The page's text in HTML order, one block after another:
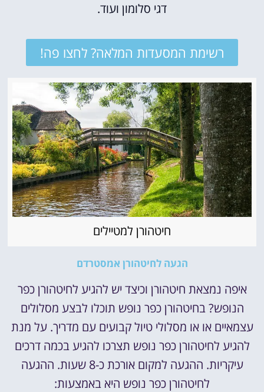
דגי סלומון ועוד.
רשימת המסעדות המלאה? לחצו פה!
חיטהורן למטיילים
הגעה לחיטהורן אמסטרדם
איפה נמצאת חיטהורן וכיצד יש להגיע לחיטהורן כפר
הנופש? בחיטהורן כפר נופש תוכלו לבצע מסלולים
עצמאיים או או מסלולי טיול קבועים עם מדריך. על מנת
להגיע לחיטהורן כפר נופש תצרכו להגיע בכמה דרכים
עיקריות. ההגעה למקום אורכת כ-8 שעות. ההגעה
לחיטהורן כפר נופש היא באמצעות: